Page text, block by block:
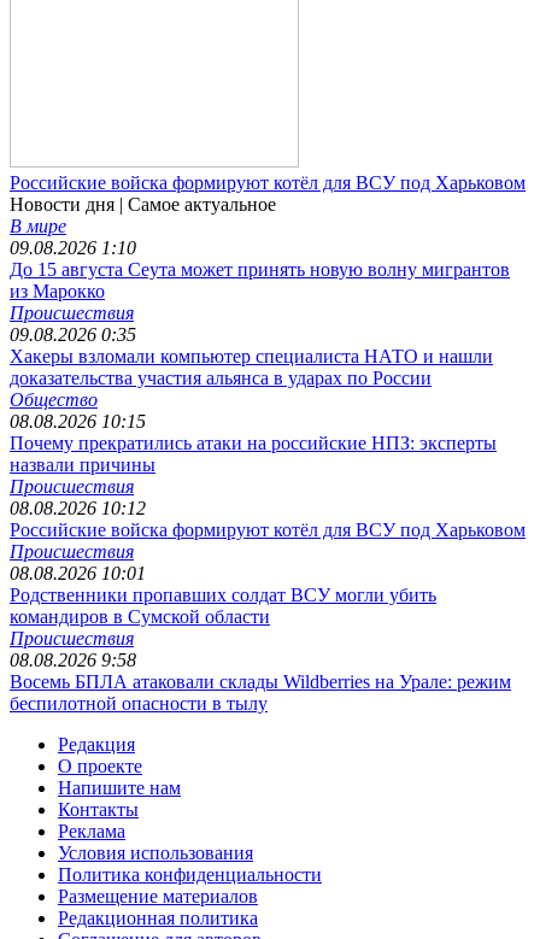
Российские войска формируют котёл для ВСУ под Харьковом
Новости дня | Самое актуальное
В мире
09.08.2026 1:10
До 15 августа Сеута может принять новую волну мигрантов
из Марокко
Происшествия
09.08.2026 0:35
Хакеры взломали компьютер специалиста НАТО и нашли
доказательства участия альянса в ударах по России
Общество
08.08.2026 10:15
Почему прекратились атаки на российские НПЗ: эксперты
назвали причины
Происшествия
08.08.2026 10:12
Российские войска формируют котёл для ВСУ под Харьковом
Происшествия
08.08.2026 10:01
Родственники пропавших солдат ВСУ могли убить
командиров в Сумской области
Происшествия
08.08.2026 9:58
Восемь БПЛА атаковали склады Wildberries на Урале: режим
беспилотной опасности в тылу
Редакция
О проекте
Напишите нам
Контакты
Реклама
Условия использования
Политика конфиденциальности
Размещение материалов
Редакционная политика